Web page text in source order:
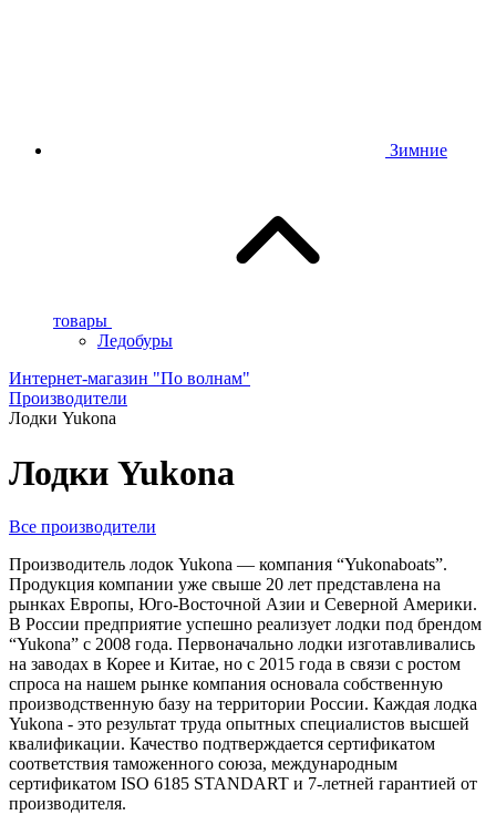
Зимние
товары
Ледобуры
Интернет-магазин "По волнам"
Производители
Лодки Yukona
Лодки Yukona
Все производители
Производитель лодок Yukona — компания “Yukonaboats”.
Продукция компании уже свыше 20 лет представлена на
рынках Европы, Юго-Восточной Азии и Северной Америки.
В России предприятие успешно реализует лодки под брендом
“Yukona” с 2008 года. Первоначально лодки изготавливались
на заводах в Корее и Китае, но с 2015 года в связи с ростом
спроса на нашем рынке компания основала собственную
производственную базу на территории России. Каждая лодка
Yukona - это результат труда опытных специалистов высшей
квалификации. Качество подтверждается сертификатом
соответствия таможенного союза, международным
сертификатом ISO 6185 STANDART и 7-летней гарантией от
производителя.